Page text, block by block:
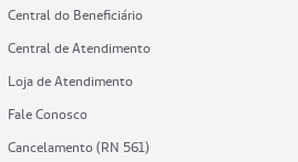
Central do Beneficiário
Central de Atendimento
Loja de Atendimento
Fale Conosco
Cancelamento (RN 561)